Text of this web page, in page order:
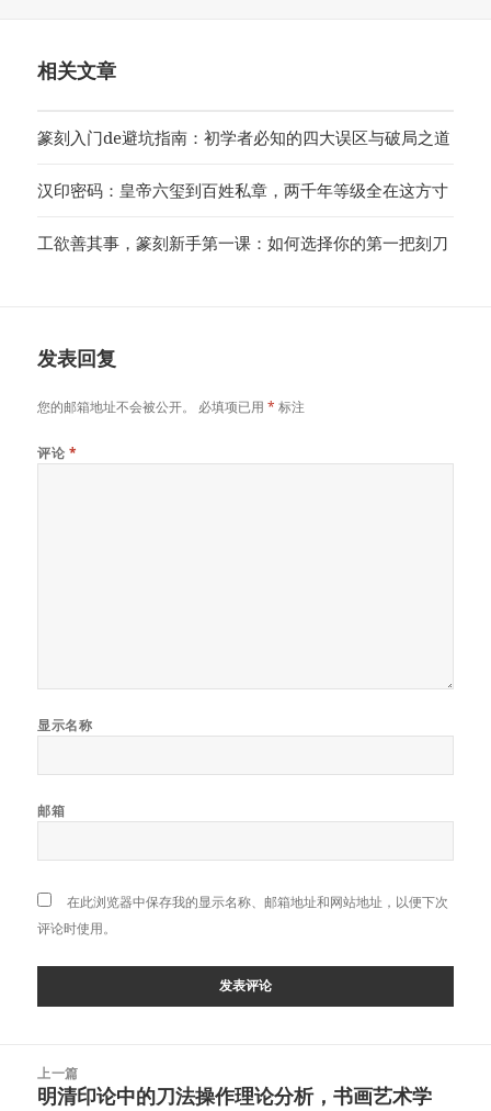
相关文章
篆刻入门de避坑指南：初学者必知的四大误区与破局之道
汉印密码：皇帝六玺到百姓私章，两千年等级全在这方寸
工欲善其事，篆刻新手第一课：如何选择你的第一把刻刀
发表回复
您的邮箱地址不会被公开。 必填项已用* 标注
评论 *
显示名称
邮箱
在此浏览器中保存我的显示名称、邮箱地址和网站地址，以便下次
评论时使用。
上一篇
上
明清印论中的刀法操作理论分析，书画艺术学